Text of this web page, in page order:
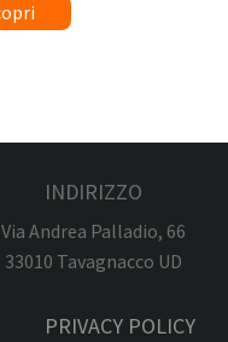
INDIRIZZO
Via Andrea Palladio, 66
33010 Tavagnacco UD
PRIVACY POLICY